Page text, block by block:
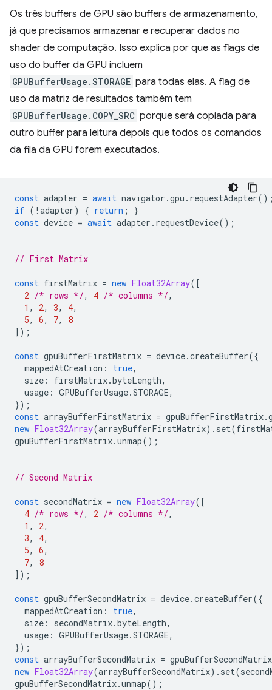
Os três buffers de GPU são buffers de armazenamento,
já que precisamos armazenar e recuperar dados no
shader de computação. Isso explica por que as flags de
uso do buffer da GPU incluem
GPUBufferUsage.STORAGE para todas elas. A flag de
uso da matriz de resultados também tem
GPUBufferUsage.COPY_SRC porque será copiada para
outro buffer para leitura depois que todos os comandos
da fila da GPU forem executados.
const adapter = await navigator .gpu . requestAdapter
if ( ! adapter) { return ;
}
const device = await adapter . requestDevice();
// First Matrix
const firstMatrix = new Float32Array([
2 /* rows */, 4 /* columns */,
1 , 2, 3, 4,
5, 6, 7,
8
]);
const gpuBufferFirstMatrix = device.createBuffer({
mappedAtCreation : true,
size : firstMatrix.byteLength,
usage : GPUBufferUsage.STORAGE,
});
const arrayBufferFirstMatrix = gpuBufferFirstMatrix.
new Float32Array(arrayBufferFirstMatrix). set(
gpuBufferFirstMatrix.unmap();
// Second Matrix
const secondMatrix = new Float32Array([
4 /* rows */, 2 /* columns */,
1 , 2,
3, 4,
5, 6,
7,
8
]);
const gpuBufferSecondMatrix = device.createBuffer({
mappedAtCreation : true,
size : secondMatrix.byteLength,
usage : GPUBufferUsage.STORAGE,
});
const arrayBufferSecondMatrix = gpuBufferSecondMatrix
new Float32Array(arrayBufferSecondMatrix). set(
gpuBufferSecondMatrix.unmap();